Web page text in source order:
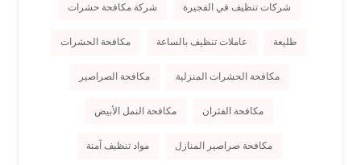
شركات تنظيف في الفجيرة شركة مكافحة حشرات
طليعة عاملات تنظيف بالساعة مكافحة الحشرات
مكافحة الحشرات المنزلية مكافحة الصراصير
مكافحة الفئران مكافحة النمل الأبيض
مكافحة صراصير المنازل مواد تنظيف آمنة